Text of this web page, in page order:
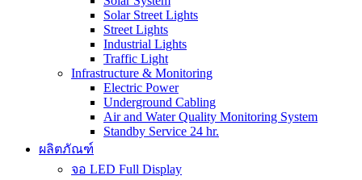
Solar Street Lights
Street Lights
Industrial Lights
Traffic Light
Infrastructure & Monitoring
Electric Power
Underground Cabling
Air and Water Quality Monitoring System
Standby Service 24 hr.
ผลิตภัณฑ์
จอ LED Full Display